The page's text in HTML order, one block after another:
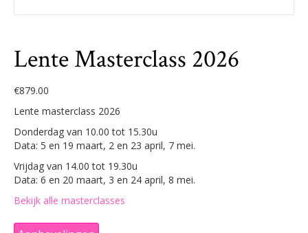
Lente Masterclass 2026
€879.00
Lente masterclass 2026
Donderdag van 10.00 tot 15.30u
Data: 5 en 19 maart, 2 en 23 april, 7 mei.
Vrijdag van 14.00 tot 19.30u
Data: 6 en 20 maart, 3 en 24 april, 8 mei.
Bekijk alle masterclasses